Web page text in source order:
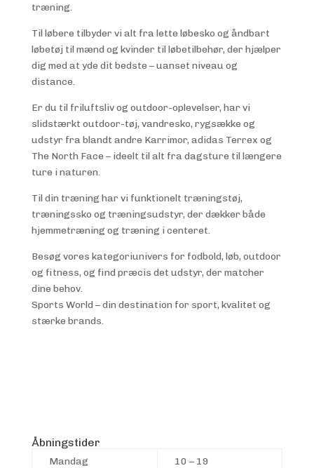
træning.
Til løbere tilbyder vi alt fra lette løbesko og åndbart
løbetøj til mænd og kvinder til løbetilbehør, der hjælper
dig med at yde dit bedste – uanset niveau og
distance.
Er du til friluftsliv og outdoor-oplevelser, har vi
slidstærkt outdoor-tøj, vandresko, rygsække og
udstyr fra blandt andre Karrimor, adidas Terrex og
The North Face – ideelt til alt fra dagsture til længere
ture i naturen.
Til din træning har vi funktionelt træningstøj,
træningssko og træningsudstyr, der dækker både
hjemmetræning og træning i centeret.
Besøg vores kategoriunivers for fodbold, løb, outdoor
og fitness, og find præcis det udstyr, der matcher
dine behov.
Sports World – din destination for sport, kvalitet og
stærke brands.
Åbningstider
Mandag 10 – 19